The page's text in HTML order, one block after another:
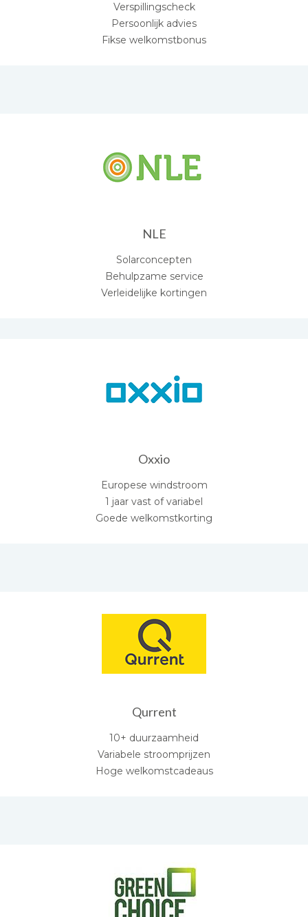
Verspillingscheck
Persoonlijk advies
Fikse welkomstbonus
NLE
Solarconcepten
Behulpzame service
Verleidelijke kortingen
Oxxio
Europese windstroom
1 jaar vast of variabel
Goede welkomstkorting
Qurrent
10+ duurzaamheid
Variabele stroomprijzen
Hoge welkomstcadeaus